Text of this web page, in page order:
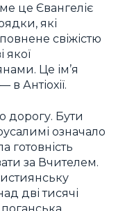
це Євангеліє
які
свіжістю
якої
Це ім’я
Антіохії.
дорогу. Бути
означало
готовність
за Вчителем.
дві тисячі